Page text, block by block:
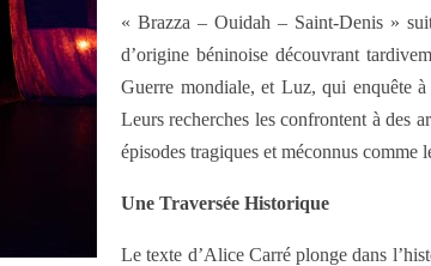
« Brazza – Ouidah – Saint-Denis »
d’origine béninoise découvrant
Guerre mondiale, et Luz, qui enquête
Leurs recherches les confrontent à des
épisodes tragiques et méconnus comme
Une Traversée Historique
Le texte d’Alice Carré plonge dans